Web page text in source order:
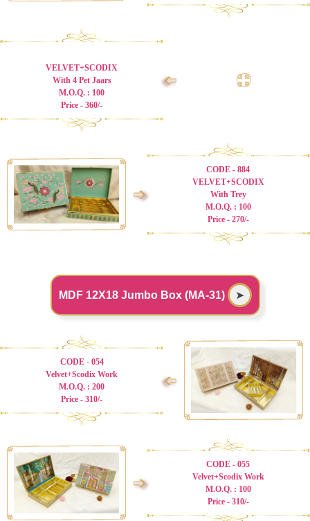
VELVET+SCODIX
With 4 Pet Jaars
M.O.Q. : 100
Price - 360/-
➩
➩
CODE - 884
VELVET+SCODIX
With Trey
M.O.Q. : 100
Price - 270/-
MDF 12X18 Jumbo Box (MA-31) ➤
CODE - 054
Velvet+Scodix Work
M.O.Q. : 200
Price - 310/-
➩
➩
CODE - 055
Velvet+Scodix Work
M.O.Q. : 100
Price - 310/-